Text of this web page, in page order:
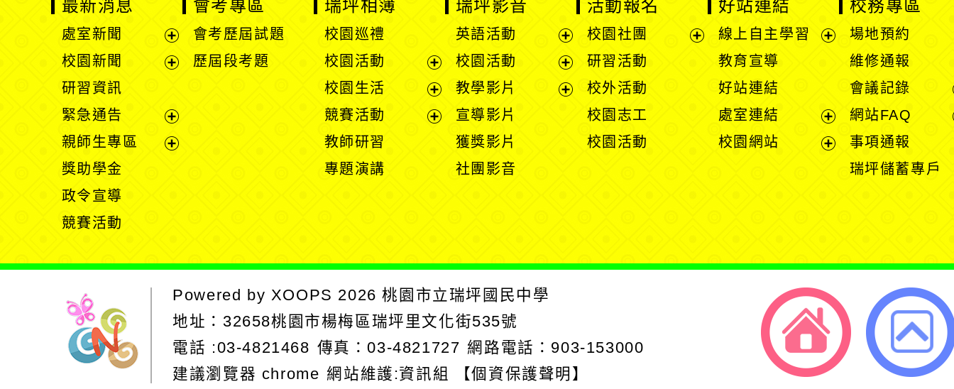
最新消息
處室新聞
展
單
校園新聞
選
單
研習資訊
緊急通告
展
親師生專區
獎助學金
政令宣導
競賽活動
會考專區
會考歷屆試題
歷屆段考題
瑞坪相簿
校園巡禮
校園活動
展
選
校園生活
展
競賽活動
教師研習
專題演講
瑞坪影音
英語活動
展
選
校園活動
展
教學影片
宣導影片
獲獎影片
社團影音
活動報名
校園社團
研習活動
校外活動
校園志工
校園活動
好站連結
線上自主學習
單
教育宣導
好站連結
處室連結
展
校園網站
校務專區
場地預約
維修通報
會議記錄
網站FAQ
事項通報
瑞坪儲蓄專戶
Powered by XOOPS 2026桃園市立瑞坪國民中學
地址： 32658桃園市楊梅區瑞坪里文化街535號
電話 :03-4821468 傳真：03-4821727 網路電話：903-153000
建議瀏覽器 chrome 網站維護:資訊組 【個資保護聲明】